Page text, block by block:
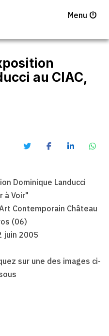
Menu
au CIAC,
Dominique Landucci
à Voir"
Contemporain Château
(06)
juin 2005
sur une des images ci-